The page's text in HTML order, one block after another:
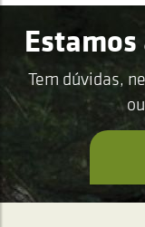
Tem dúvidas,